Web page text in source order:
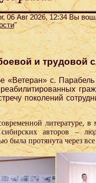
06 Авг 2026, 12:34 Вы
"
и трудовой
«Ветеран» с.
поколений
литературе,
сибирских авторов –
была протянута через